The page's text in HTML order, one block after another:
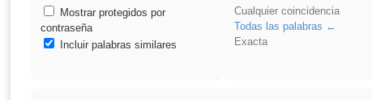
Mostrar protegidos por
contraseña
Incluir palabras similares
Cualquier coincidencia
Todas las palabras
Exacta